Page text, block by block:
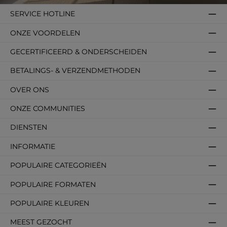
SERVICE HOTLINE
DIENSTEN
INFORMATIE
POPULAIRE CATEGORIEËN
POPULAIRE FORMATEN
POPULAIRE KLEUREN
MEEST GEZOCHT
BETALINGS- & VERZENDMETHODEN
OVER ONS
GECERTIFICEERD & ONDERSCHEIDEN
ONZE VOORDELEN
ONZE COMMUNITIES